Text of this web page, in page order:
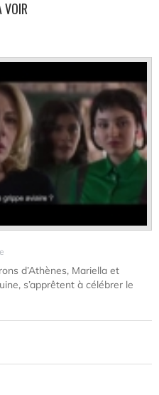
VOIR
d’Athènes, Mariella et
s’apprêtent à célébrer le